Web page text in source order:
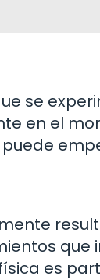
se
en el
que
es